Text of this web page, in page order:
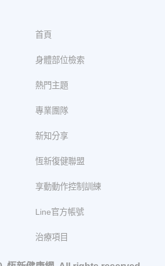
首頁
身體部位檢索
熱門主題
專業團隊
新知分享
恆新復健聯盟
享動動作控制訓練
Line官方帳號
治療項目